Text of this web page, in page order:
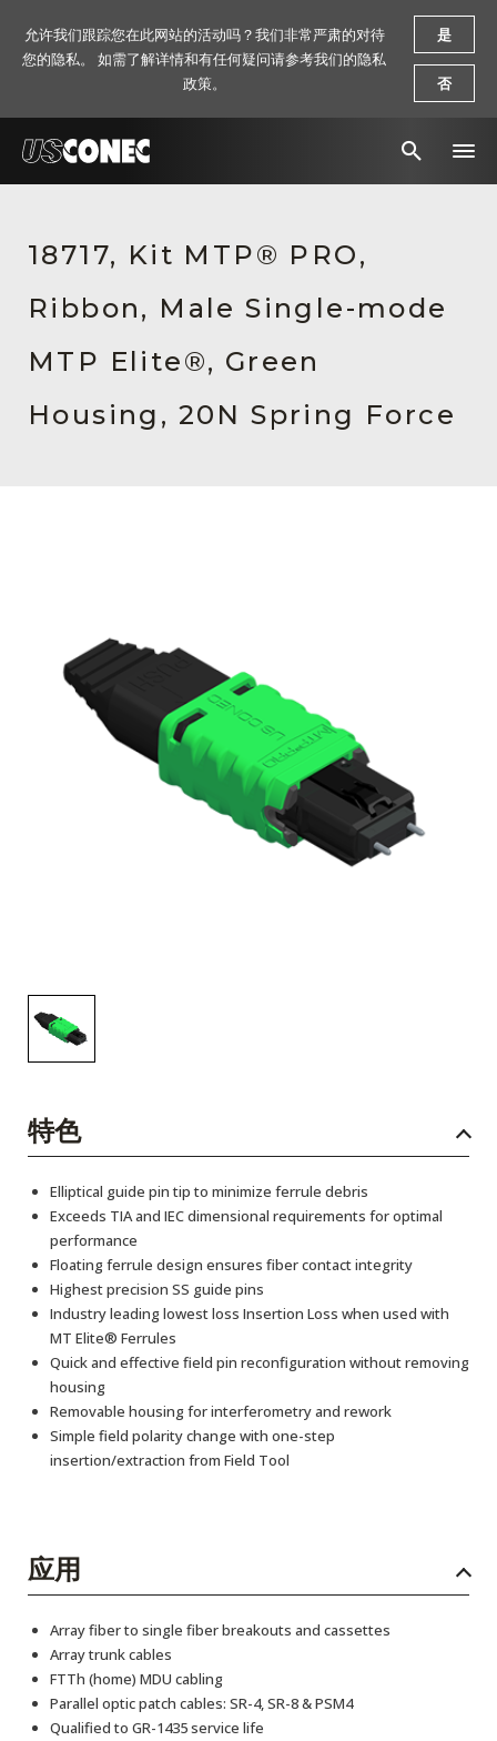
解决方案
产品
资源
关于我们
工作机会
新闻稿
18717, Kit MTP® PRO,
Ribbon, Male Single-mode
MTP Elite®, Green
Housing, 20N Spring Force
特色
Elliptical guide pin tip to minimize ferrule debris
Exceeds TIA and IEC dimensional requirements for optimal
performance
Floating ferrule design ensures fiber contact integrity
Highest precision SS guide pins
Industry leading lowest loss Insertion Loss when used with
MT Elite® Ferrules
Quick and effective field pin reconfiguration without removing
housing
Removable housing for interferometry and rework
Simple field polarity change with one-step
insertion/extraction from Field Tool
应用
Array fiber to single fiber breakouts and cassettes
Array trunk cables
FTTh (home) MDU cabling
Parallel optic patch cables: SR-4, SR-8 & PSM4
Qualified to GR-1435 service life
允许我们跟踪您在此网站的活动吗？我们非常严肃的对待
您的隐私。 如需了解详情和有任何疑问请参考我们的隐私
政策。
是
否